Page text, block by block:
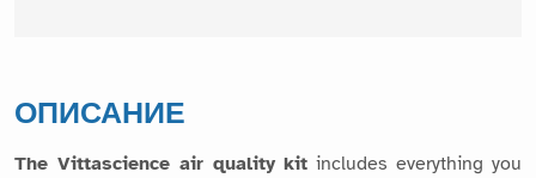
ОПИСАНИЕ
The Vittascience air quality kit includes everything you